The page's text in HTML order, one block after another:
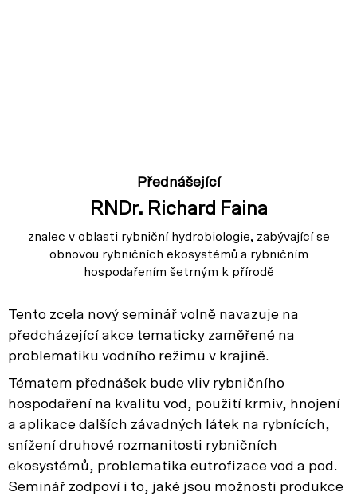
Přednášející
RNDr. Richard Faina
znalec v oblasti rybniční hydrobiologie, zabývající se
obnovou rybničních ekosystémů a rybničním
hospodařením šetrným k přírodě
Tento zcela nový seminář volně navazuje na
předcházející akce tematicky zaměřené na
problematiku vodního režimu v krajině.
Tématem přednášek bude vliv rybničního
hospodaření na kvalitu vod, použití krmiv, hnojení
a aplikace dalších závadných látek na rybnících,
snížení druhové rozmanitosti rybničních
ekosystémů, problematika eutrofizace vod a pod.
Seminář zodpoví i to, jaké jsou možnosti produkce